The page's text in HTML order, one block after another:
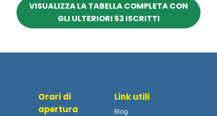
VISUALIZZA LA TABELLA COMPLETA CON
GLI ULTERIORI 53 ISCRITTI
Orari di
apertura
Link utili
Blog